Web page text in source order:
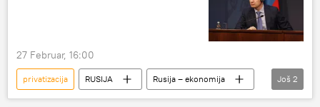
27 Februar, 16:00
privatizacija RUSIJA
Rusija – ekonomija
ekonomski rast
mala i srednja preduzeća
Još 2